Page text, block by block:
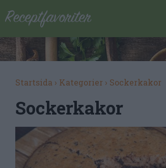
Startsida › Kategorier › Sockerkakor
Sockerkakor